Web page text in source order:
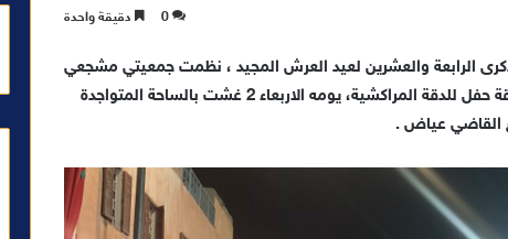
0 دقيقة واحدة
الرابعة والعشرين لعيد العرش المجيد ، نظمت جمعيتي مشجعي
الكوكب الرياضي المراكشي و المراكشية للمدينة العتيقة حفل للدقة المراكشية، يومه الاربعاء 2 غشت بالساحة المتواجدة
القاضي عياض .